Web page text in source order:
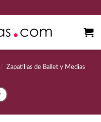
/
Zapatillas de Ballet y Medias